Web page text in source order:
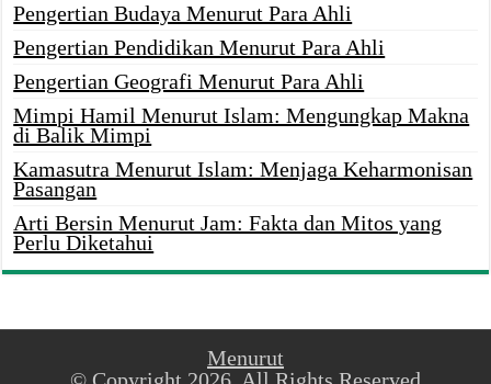
Pengertian Budaya Menurut Para Ahli
Pengertian Pendidikan Menurut Para Ahli
Pengertian Geografi Menurut Para Ahli
Mimpi Hamil Menurut Islam: Mengungkap Makna
di Balik Mimpi
Kamasutra Menurut Islam: Menjaga Keharmonisan
Pasangan
Arti Bersin Menurut Jam: Fakta dan Mitos yang
Perlu Diketahui
Menurut